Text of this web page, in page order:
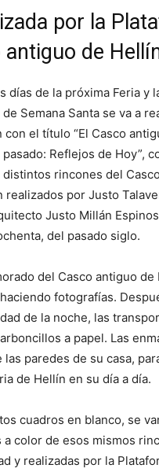
por la
antiguo de
días de la próxima Feria y
Semana Santa se va a
con el título “El Casco
Reflejos de Hoy”,
rincones del
realizados por Justo
Justo Millán
del pasado siglo.
del Casco antiguo
fotografías.
de la noche, las
a papel. Las
las paredes de su casa,
de Hellín en su día a día.
cuadros en blanco, se
color de esos mismos
y realizadas por la